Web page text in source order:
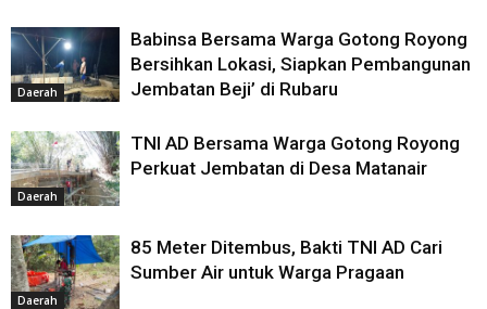
Daerah
Babinsa Bersama Warga Gotong Royong
Bersihkan Lokasi, Siapkan Pembangunan
Jembatan Beji’ di Rubaru
Daerah
TNI AD Bersama Warga Gotong Royong
Perkuat Jembatan di Desa Matanair
Daerah
85 Meter Ditembus, Bakti TNI AD Cari
Sumber Air untuk Warga Pragaan